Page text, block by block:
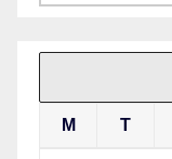
M T